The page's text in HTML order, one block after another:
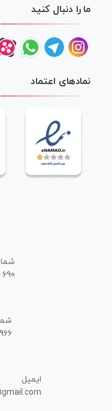
ما را دنبال کنید
نمادهای اعتماد
ایمیل